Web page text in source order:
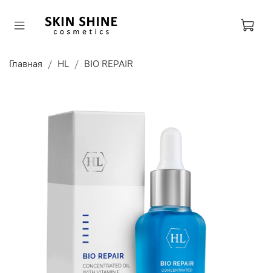
Главная HL BIO REPAIR